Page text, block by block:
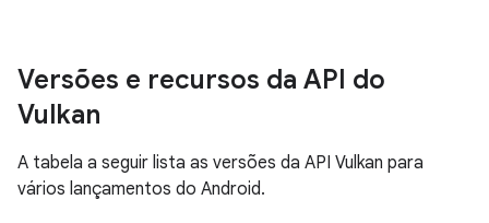
Versões e recursos da API do
Vulkan
A tabela a seguir lista as versões da API Vulkan para
vários lançamentos do Android.